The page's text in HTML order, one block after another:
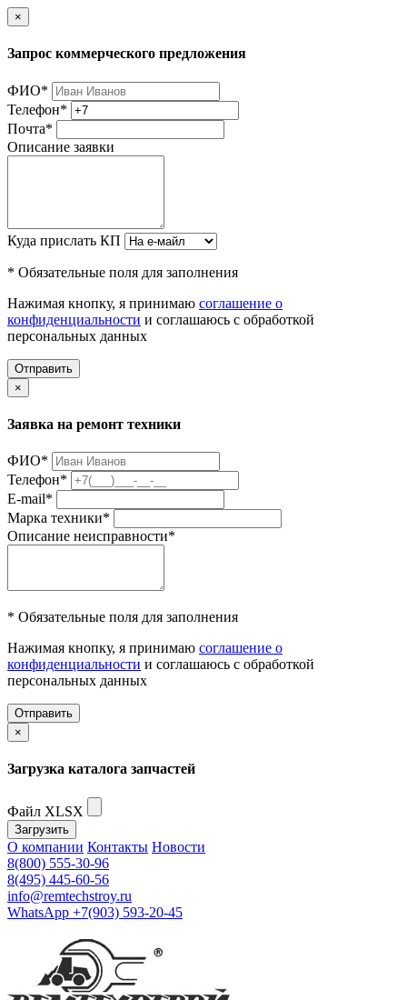
×
Запрос коммерческого предложения
ФИО*
Телефон*
Почта*
Описание заявки
Куда прислать КП
* Обязательные поля для заполнения
Нажимая кнопку, я принимаю соглашение о
конфиденциальности и соглашаюсь с обработкой
персональных данных
Отправить
×
Заявка на ремонт техники
ФИО*
Телефон*
E-mail*
Марка техники*
Описание неисправности*
* Обязательные поля для заполнения
Нажимая кнопку, я принимаю соглашение о
конфиденциальности и соглашаюсь с обработкой
персональных данных
Отправить
×
Загрузка каталога запчастей
Файл XLSX
Загрузить
О компании Контакты Новости
8(800) 555-30-96
8(495) 445-60-56
info@remtechstroy.ru
WhatsApp +7(903) 593-20-45